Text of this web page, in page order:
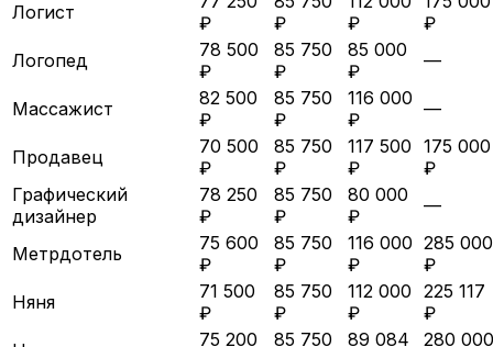
Логист
₽
₽
₽
₽
Логопед
78 500
₽
85 750
₽
85 000
₽
—
Массажист
82 500
₽
85 750
₽
116 000
₽
—
Продавец
70 500
₽
85 750
₽
117 500
₽
175 000
₽
Графический
дизайнер
78 250
₽
85 750
₽
80 000
₽
—
Метрдотель
75 600
₽
85 750
₽
116 000
₽
285 000
₽
Няня
71 500
₽
85 750
₽
112 000
₽
225 117
₽
75 200 85 750 89 084 280 000